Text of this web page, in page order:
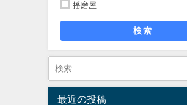
播磨屋
検索
最近の投稿